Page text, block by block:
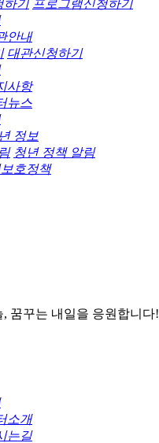
하기 프로그램신청하기
안내
대관신청하기
사항
뉴스
정보
청년 정책 알림
호정책
꿈꾸는 내일을 응원합니다!
소개
는길